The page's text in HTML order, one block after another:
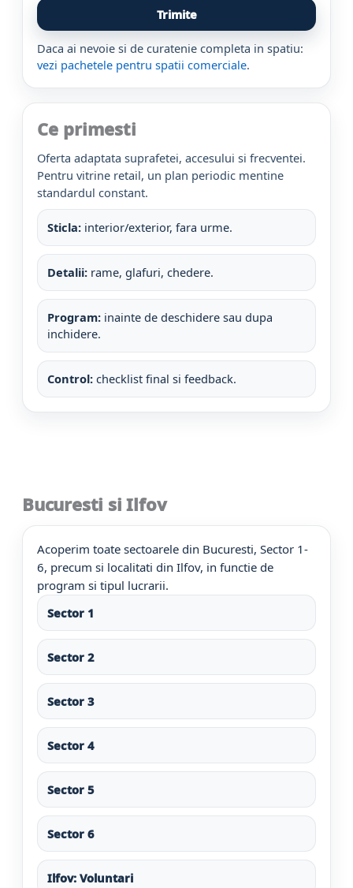
Daca ai nevoie si de curatenie completa in spatiu:
vezi pachetele pentru spatii comerciale.
Ce primesti
Oferta adaptata suprafetei, accesului si frecventei.
Pentru vitrine retail, un plan periodic mentine
standardul constant.
Sticla: interior/exterior, fara urme.
Detalii: rame, glafuri, chedere.
Program: inainte de deschidere sau dupa
inchidere.
Control: checklist final si feedback.
Bucuresti si Ilfov
Acoperim toate sectoarele din Bucuresti, Sector 1-
6, precum si localitati din Ilfov, in functie de
program si tipul lucrarii.
Sector 1
Sector 2
Sector 3
Sector 4
Sector 5
Sector 6
Ilfov: Voluntari